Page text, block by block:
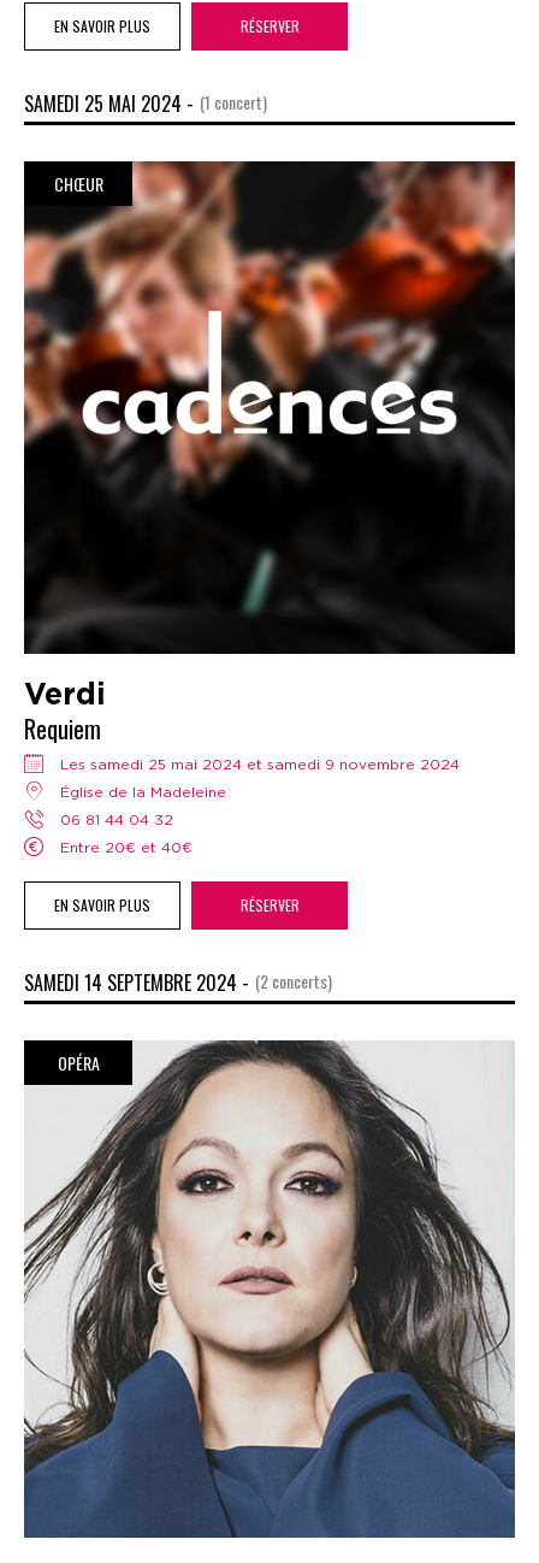
EN SAVOIR PLUS RÉSERVER
SAMEDI 25 MAI 2024 - (1 concert)
CHŒUR
Verdi
Requiem
Les samedi 25 mai 2024 et samedi 9 novembre 2024
Église de la Madeleine
06 81 44 04 32
Entre 20€ et 40€
EN SAVOIR PLUS RÉSERVER
SAMEDI 14 SEPTEMBRE 2024 - (2 concerts)
OPÉRA